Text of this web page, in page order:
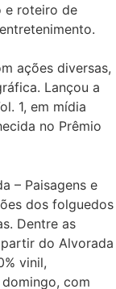
e roteiro de
ações diversas,
Lançou a
1, em mídia
no Prêmio
– Paisagens e
dos folguedos
Dentre as
do Alvorada
vinil,
com